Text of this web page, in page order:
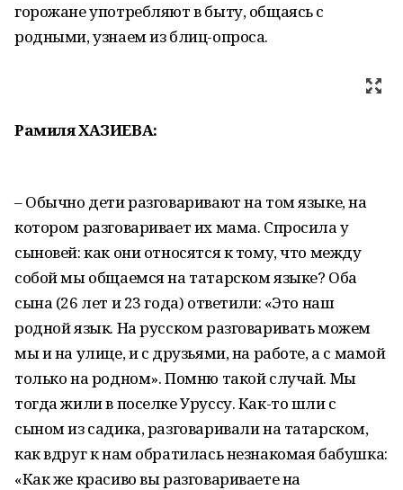
горожане употребляют в быту, общаясь с
родными, узнаем из блиц-опроса.
Рамиля ХАЗИЕВА:
– Обычно дети разговаривают на том языке, на
котором разговаривает их мама. Спросила у
сыновей: как они относятся к тому, что между
собой мы общаемся на татарском языке? Оба
сына (26 лет и 23 года) ответили: «Это наш
родной язык. На русском разговаривать можем
мы и на улице, и с друзьями, на работе, а с мамой
только на родном». Помню такой случай. Мы
тогда жили в поселке Уруссу. Как-то шли с
сыном из садика, разговаривали на татарском,
как вдруг к нам обратилась незнакомая бабушка:
«Как же красиво вы разговариваете на